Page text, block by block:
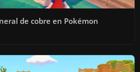
de cobre en Pokémon